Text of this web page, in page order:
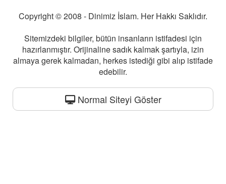
Copyright © 2008 - Dinimiz İslam. Her Hakkı Saklıdır.
Sitemizdeki bilgiler, bütün insanların istifadesi için
hazırlanmıştır. Orijinaline sadık kalmak şartıyla, izin
almaya gerek kalmadan, herkes istediği gibi alıp istifade
edebilir.
Normal Siteyi Göster